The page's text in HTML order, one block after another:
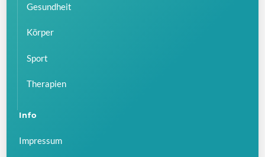
Gesundheit
Körper
Sport
Therapien
Info
Impressum